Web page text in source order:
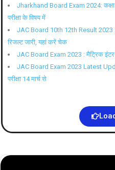
Jharkhand Board Exam 2024: कक्षा
परीक्षा के विषय में
JAC Board 10th 12th Result 2023 :
रिजल्ट जारी, यहां करें चेक
JAC Board Exam 2023 : मैट्रिक इंटर
JAC Board Exam 2023 Latest
परीक्षा 14 मार्च से